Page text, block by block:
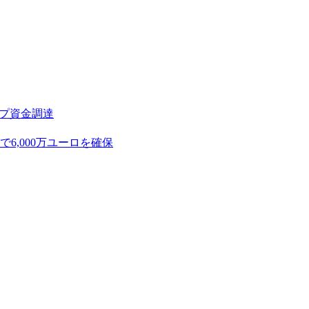
資金調達
6,000万ユーロを確保